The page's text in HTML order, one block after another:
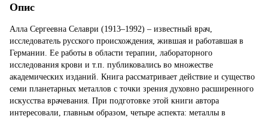
Опис
Алла Сергеевна Селаври (1913–1992) – известный врач,
исследователь русского происхождения, жившая и работавшая в
Германии. Ее работы в области терапии, лабораторного
исследования крови и т.п. публиковались во множестве
академических изданий. Книга рассматривает действие и существо
семи планетарных металлов с точки зрения духовно расширенного
искусства врачевания. При подготовке этой книги автора
интересовали, главным образом, четыре аспекта: металлы в